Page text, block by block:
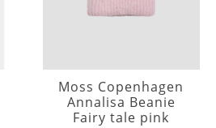
Moss Copenhagen
Annalisa Beanie
Fairy tale pink